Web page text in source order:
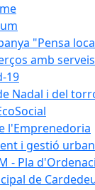
"Pensa
amb
19
Nadal i del
l'Emprenedoria
i gestió
- Pla
de